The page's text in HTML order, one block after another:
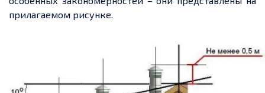
прилагаемом рисунке.